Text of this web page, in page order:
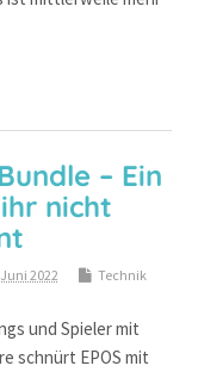
– Ein
nicht
2022
Technik
und Spieler mit
schnürt EPOS mit